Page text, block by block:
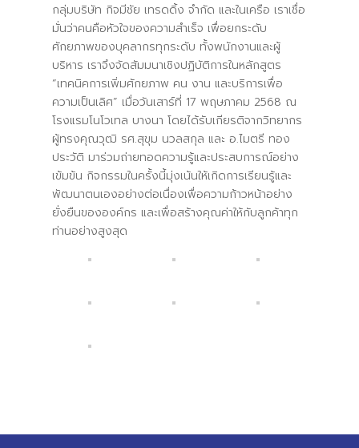
กลุ่มบริษัท กิจมีชัย เทรดดิ้ง จำกัด และในเครือ เราเชื่อ
มั่นว่าคนคือหัวใจของความสำเร็จ เพื่อยกระดับ
ศักยภาพของบุคลากรทุกระดับ ทั้งพนักงานและผู้
บริหาร เราจึงจัดสัมมนาเชิงปฏิบัติการในหลักสูตร
“เทคนิคการเพิ่มศักยภาพ คน งาน และบริการเพื่อ
ความเป็นเลิศ” เมื่อวันเสาร์ที่ 17 พฤษภาคม 2568 ณ
โรงแรมโนโวเทล บางนา โดยได้รับเกียรติจากวิทยากร
ผู้ทรงคุณวุฒิ รศ.สุขุม นวลสกุล และ อ.ไมตรี ทอง
ประวัติ มาร่วมถ่ายทอดความรู้และประสบการณ์อย่าง
เข้มข้น กิจกรรมในครั้งนี้มุ่งเน้นให้เกิดการเรียนรู้และ
พัฒนาตนเองอย่างต่อเนื่องเพื่อความก้าวหน้าอย่าง
ยั่งยืนขององค์กร และเพื่อสร้างคุณค่าให้กับลูกค้าทุก
ท่านอย่างสูงสุด